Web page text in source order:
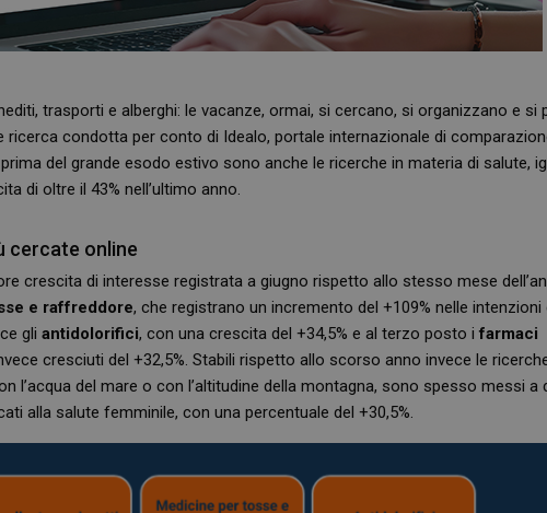
trasporti e alberghi: le vacanze, ormai, si cercano, si organizzano e si
ricerca condotta per conto di Idealo, portale internazionale di
del grande esodo estivo sono anche le ricerche in materia di salute,
di oltre il 43% nell’ultimo anno.
cercate online
crescita di interesse registrata a giugno rispetto allo stesso mese
e raffreddore, che registrano un incremento del +109% nelle intenzioni
gli antidolorifici, con una crescita del +34,5% e al terzo posto i farmaci
cresciuti del +32,5%. Stabili rispetto allo scorso anno invece le
l’acqua del mare o con l’altitudine della montagna, sono spesso messi a
alla salute femminile, con una percentuale del +30,5%.